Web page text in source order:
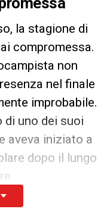
la stagione di
compromessa.
non
nel finale
improbabile.
di uno dei suoi
aveva iniziato a
dopo il lungo